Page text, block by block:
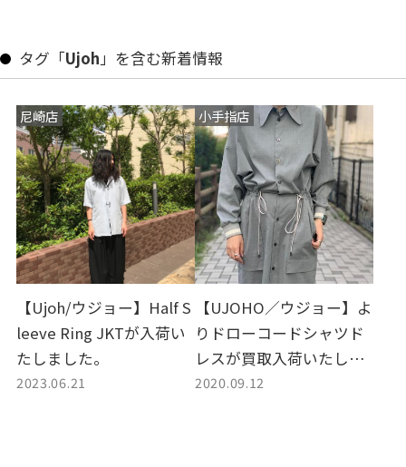
タグ「Ujoh 」を含む新着情報
尼崎店
【Ujoh/ウジョー】Half S
leeve Ring JKTが入荷い
たしました。
2023.06.21
小手指店
【UJOHO／ウジョー】よ
りドローコードシャツド
レスが買取入荷いたしま
した。
2020.09.12